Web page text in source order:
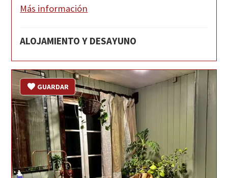
Más información
ALOJAMIENTO Y DESAYUNO
GUARDAR